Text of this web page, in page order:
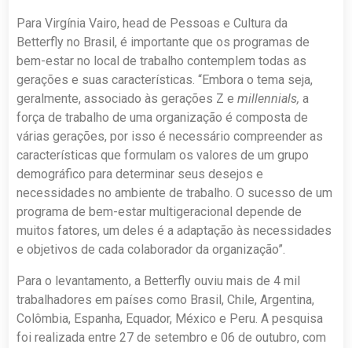
Para Virgínia Vairo, head de Pessoas e Cultura da
Betterfly no Brasil, é importante que os programas de
bem-estar no local de trabalho contemplem todas as
gerações e suas características. “Embora o tema seja,
geralmente, associado às gerações Z emillennials,a
força de trabalho de uma organização é composta de
várias gerações, por isso é necessário compreender as
características que formulam os valores de um grupo
demográfico para determinar seus desejos e
necessidades no ambiente de trabalho. O sucesso de um
programa de bem-estar multigeracional depende de
muitos fatores, um deles é a adaptação às necessidades
e objetivos de cada colaborador da organização”.
Para o levantamento, a Betterfly ouviu mais de 4 mil
trabalhadores em países como Brasil, Chile, Argentina,
Colômbia, Espanha, Equador, México e Peru. A pesquisa
foi realizada entre 27 de setembro e 06 de outubro, com